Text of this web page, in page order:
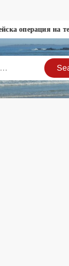
операция на